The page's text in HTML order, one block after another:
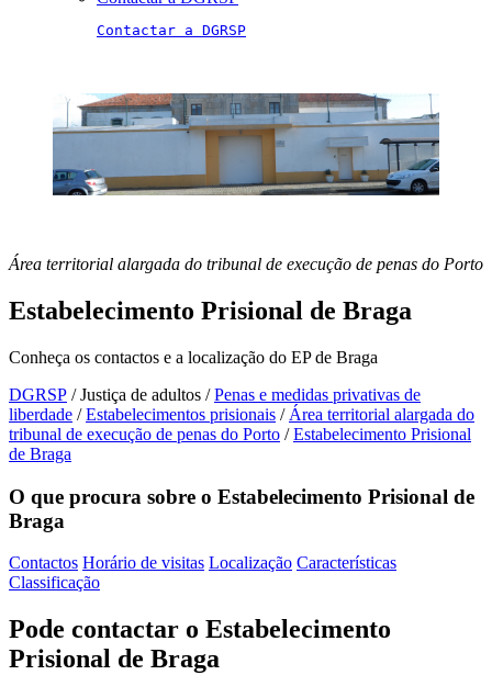
Contactar a DGRSP
Área territorial alargada do tribunal de execução de penas do Porto
Estabelecimento Prisional de Braga
Conheça os contactos e a localização do EP de Braga
DGRSP /Justiça de adultos /Penas e medidas privativas de
liberdade /Estabelecimentos prisionais / Área territorial alargada do
tribunal de execução de penas do Porto /Estabelecimento Prisional
de Braga
O que procura sobre o Estabelecimento Prisional de
Braga
Contactos Horário de visitas Localização Características
Classificação
Pode contactar o Estabelecimento
Prisional de Braga